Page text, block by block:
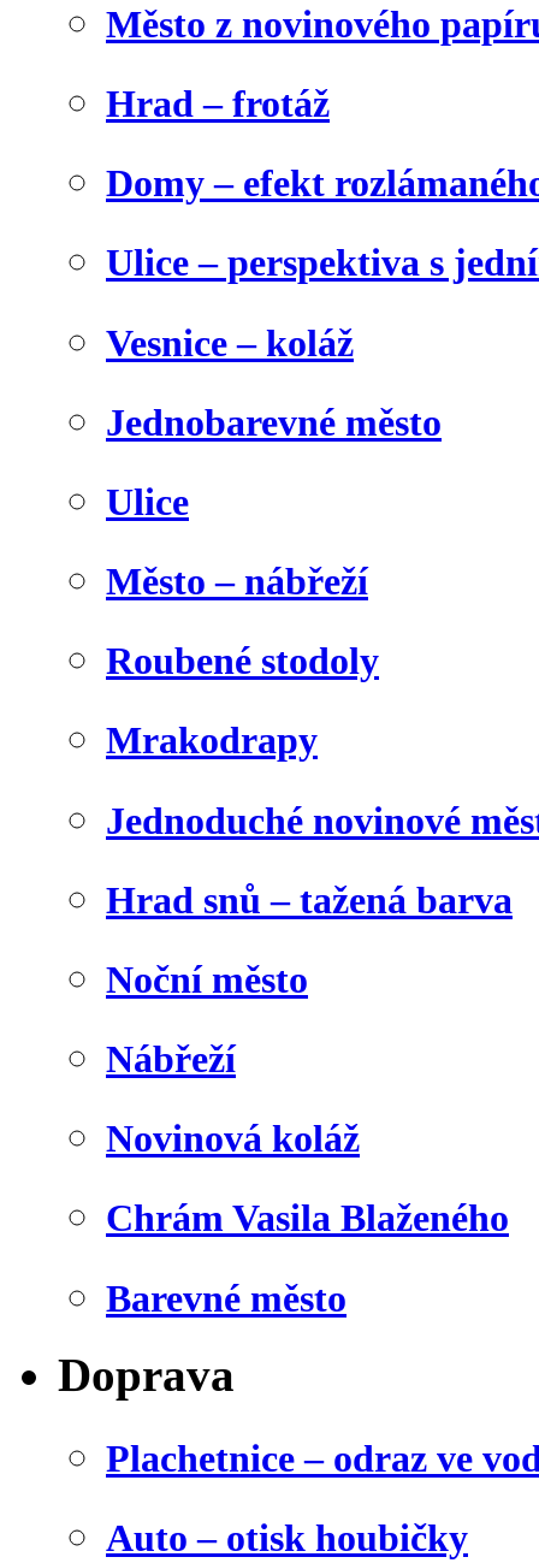
Město z novinového
Hrad – frotáž
Domy – efekt
Ulice – perspektiva s
Vesnice – koláž
Jednobarevné město
Ulice
Město – nábřeží
Roubené stodoly
Mrakodrapy
Jednoduché novinové
Hrad snů – tažená barva
Noční město
Nábřeží
Novinová koláž
Chrám Vasila Blaženého
Barevné město
Doprava
Plachetnice – odraz ve
Auto – otisk houbičky